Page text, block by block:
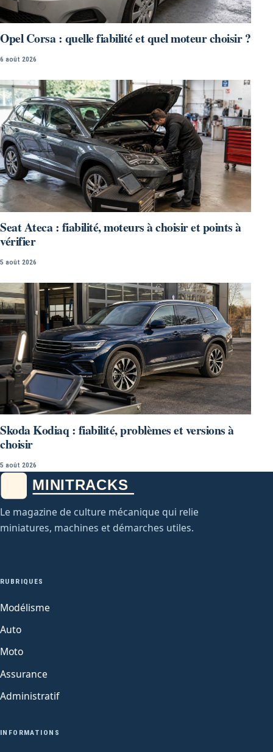
Opel Corsa : quelle fiabilité et quel moteur choisir ?
6 août 2026
Seat Ateca : fiabilité, moteurs à choisir et points à
vérifier
5 août 2026
Skoda Kodiaq : fiabilité, problèmes et versions à
choisir
5 août 2026
Le magazine de culture mécanique qui relie
miniatures, machines et démarches utiles.
RUBRIQUES
Modélisme
Auto
Moto
Assurance
Administratif
INFORMATIONS